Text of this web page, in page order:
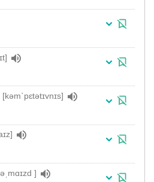
[kəmˋpɛtətɪvnɪs]
]